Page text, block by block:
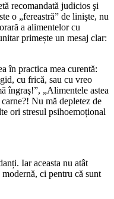
recomandată judicios şi
o „fereastră” de linişte, nu
a alimentelor cu
primește un mesaj clar:
în practica mea curentă:
cu frică, sau cu vreo
îngraş!”, „Alimentele astea
Nu mă depletez de
ori stresul psihoemoțional
Iar aceasta nu atât
ci pentru că sunt